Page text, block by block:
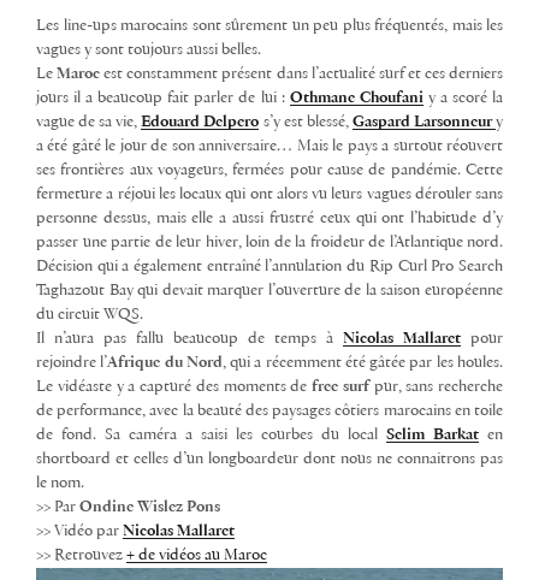
Les line-ups marocains sont sûrement un peu plus fréquentés, mais les
vagues y sont toujours aussi belles.
LeMaroc est constamment présent dans l’actualité surf et ces derniers
jours il a beaucoup fait parler de lui : Othmane Choufaniy a scoré la
vague de sa vie, Edouard Delpero s’y est blessé, Gaspard Larsonneur y
a été gâté le jour de son anniversaire… Mais le pays a surtout réouvert
ses frontières aux voyageurs, fermées pour cause de pandémie. Cette
fermeture a réjoui les locaux qui ont alors vu leurs vagues dérouler sans
personne dessus, mais elle a aussi frustré ceux qui ont l’habitude d’y
passer une partie de leur hiver, loin de la froideur de l’Atlantique nord.
Décision qui a également entraîné l’annulation du Rip Curl Pro Search
Taghazout Bay qui devait marquer l’ouverture de la saison européenne
du circuit WQS.
Il n’aura pas fallu beaucoup de temps à Nicolas Mallaret pour
rejoindre l’Afrique du Nord , qui a récemment été gâtée par les houles.
Le vidéaste y a capturé des moments de free surf pur, sans recherche
de performance, avec la beauté des paysages côtiers marocains en toile
de fond. Sa caméra a saisi les courbes du local Selim Barkat en
shortboard et celles d’un longboardeur dont nous ne connaitrons pas
le nom.
>> Par Ondine Wislez Pons
>> Vidéo par Nicolas Mallaret
>> Retrouvez + de vidéos au Maroc